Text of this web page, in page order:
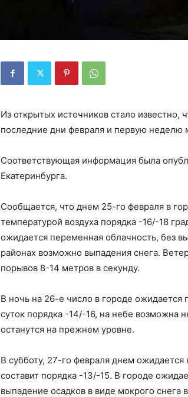
Из открытых источников стало известно,
последние дни февраля и первую неделю
Соответствующая информация была
Екатеринбурга.
Сообщается, что днем 25-го февраля в
температурой воздуха порядка -16/-18
ожидается переменная облачность, без
районах возможно выпадения снега.
порывов 8-14 метров в секунду.
В ночь на 26-е число в городе
суток порядка -14/-16, на небе возможна
останутся на прежнем уровне.
В субботу, 27-го февраля днем
составит порядка -13/-15. В городе
выпадение осадков в виде мокрого снега